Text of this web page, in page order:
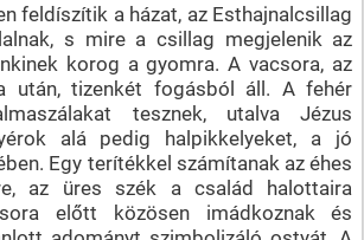
feldíszítik a házat, az Esthajnalcsillag
s mire a csillag megjelenik az
korog a gyomra. A vacsora, az
után, tizenkét fogásból áll. A fehér
tesznek, utalva Jézus
alá pedig halpikkelyeket, a jó
Egy terítékkel számítanak az éhes
az üres szék a család halottaira
előtt közösen imádkoznak és